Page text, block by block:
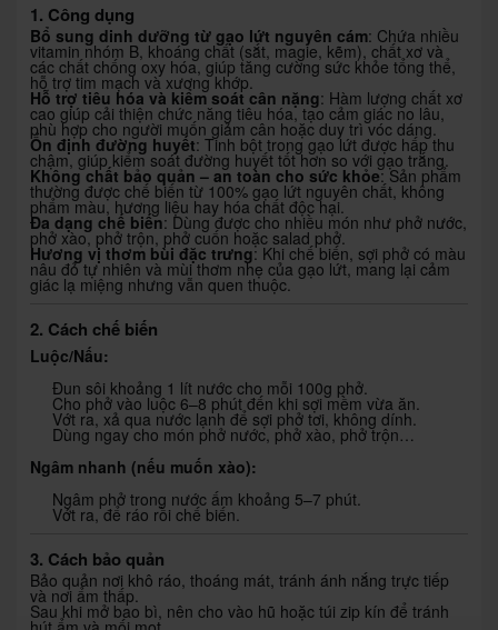
1. Công dụng
Bổ sung dinh dưỡng từ gạo lứt nguyên cám: Chứa nhiều
vitamin nhóm B, khoáng chất (sắt, magie, kẽm), chất xơ và
các chất chống oxy hóa, giúp tăng cường sức khỏe tổng thể,
hỗ trợ tim mạch và xương khớp.
Hỗ trợ tiêu hóa và kiểm soát cân nặng: Hàm lượng chất xơ
cao giúp cải thiện chức năng tiêu hóa, tạo cảm giác no lâu,
phù hợp cho người muốn giảm cân hoặc duy trì vóc dáng.
Ổn định đường huyết: Tinh bột trong gạo lứt được hấp thu
chậm, giúp kiểm soát đường huyết tốt hơn so với gạo trắng.
Không chất bảo quản – an toàn cho sức khỏe: Sản phẩm
thường được chế biến từ 100% gạo lứt nguyên chất, không
phẩm màu, hương liệu hay hóa chất độc hại.
Đa dạng chế biến: Dùng được cho nhiều món như phở nước,
phở xào, phở trộn, phở cuốn hoặc salad phở.
Hương vị thơm bùi đặc trưng: Khi chế biến, sợi phở có màu
nâu đỏ tự nhiên và mùi thơm nhẹ của gạo lứt, mang lại cảm
giác lạ miệng nhưng vẫn quen thuộc.
2. Cách chế biến
Luộc/Nấu:
Đun sôi khoảng 1 lít nước cho mỗi 100g phở.
Cho phở vào luộc 6–8 phút đến khi sợi mềm vừa ăn.
Vớt ra, xả qua nước lạnh để sợi phở tơi, không dính.
Dùng ngay cho món phở nước, phở xào, phở trộn…
Ngâm nhanh (nếu muốn xào):
Ngâm phở trong nước ấm khoảng 5–7 phút.
Vớt ra, để ráo rồi chế biến.
3. Cách bảo quản
Bảo quản nơi khô ráo, thoáng mát, tránh ánh nắng trực tiếp
và nơi ẩm thấp.
Sau khi mở bao bì, nên cho vào hũ hoặc túi zip kín để tránh